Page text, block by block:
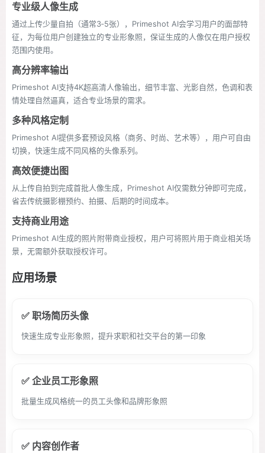
专业级人像生成
通过上传少量自拍（通常3‑5张），Primeshot AI会学习用户的面部特
征，为每位用户创建独立的专业形象照，保证生成的人像仅在用户授权
范围内使用。
高分辨率输出
Primeshot AI支持4K超高清人像输出，细节丰富、光影自然，色调和表
情处理自然逼真，适合专业场景的需求。
多种风格定制
Primeshot AI提供多套预设风格（商务、时尚、艺术等），用户可自由
切换，快速生成不同风格的头像系列。
高效便捷出图
从上传自拍到完成首批人像生成，Primeshot AI仅需数分钟即可完成，
省去传统摄影棚预约、拍摄、后期的时间成本。
支持商业用途
Primeshot AI生成的照片附带商业授权，用户可将照片用于商业相关场
景，无需额外获取授权许可。
应用场景
✅ 职场简历头像
快速生成专业形象照，提升求职和社交平台的第一印象
✅ 企业员工形象照
批量生成风格统一的员工头像和品牌形象照
✅ 内容创作者